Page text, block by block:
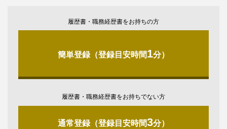
履歴書・職務経歴書をお持ちの方
簡単登録（登録目安時間1分）
履歴書・職務経歴書をお持ちでない方
通常登録（登録目安時間3分）